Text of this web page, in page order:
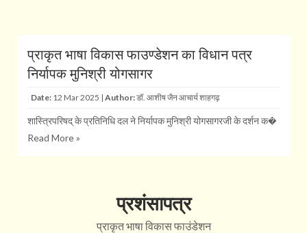
प्राकृत भाषा विकास ​फाउण्डेशन का विधान पत्र
निर्यापक मुनिश्री योगसागर
Date: 12 Mar 2025 | Author:डॉ. आशीष जैन आचार्य शाहगढ़
शास्त्रिपरिषद् के प्रतिनिधि दल ने निर्यापक मुनिश्री योगसागरजी के दर्शन क�
Read More »
प्रशंसापत्र
प्राकृत भाषा विकास फाउंडेशन